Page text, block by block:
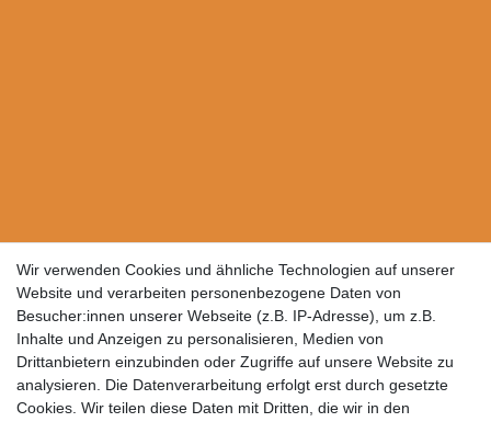
Wir verwenden Cookies und ähnliche Technologien auf unserer
Website und verarbeiten personenbezogene Daten von
Besucher:innen unserer Webseite (z.B. IP-Adresse), um z.B.
Inhalte und Anzeigen zu personalisieren, Medien von
Drittanbietern einzubinden oder Zugriffe auf unsere Website zu
analysieren. Die Datenverarbeitung erfolgt erst durch gesetzte
Cookies. Wir teilen diese Daten mit Dritten, die wir in den